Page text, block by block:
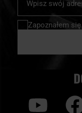
nasz
newsletter:
Zapoznałem